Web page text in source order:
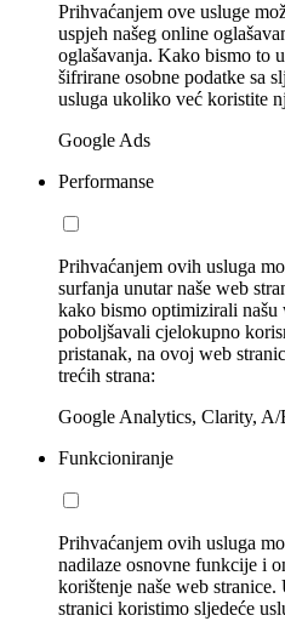
Prihvaćanjem ove usluge
uspjeh našeg online
oglašavanja. Kako bismo to
šifrirane osobne podatke sa
usluga ukoliko već koristite
Google Ads
Performanse
Prihvaćanjem ovih usluga
surfanja unutar naše web
kako bismo optimizirali
poboljšavali cjelokupno
pristanak, na ovoj web
trećih strana:
Google Analytics, Clarity, A/
Funkcioniranje
Prihvaćanjem ovih usluga
nadilaze osnovne funkcije i
korištenje naše web
stranici koristimo sljedeće